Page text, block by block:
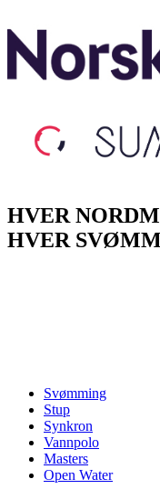
HVER
HVER
Svømming
Stup
Synkron
Vannpolo
Masters
Open Water